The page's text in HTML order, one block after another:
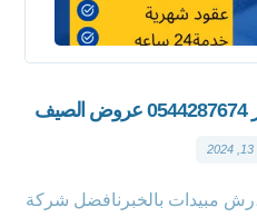
مبيدات بالخبرنافضل شركة